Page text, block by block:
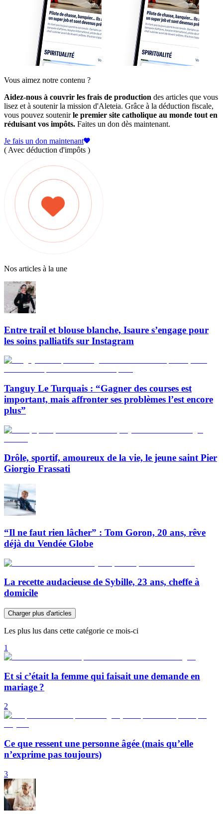
Vous aimez notre contenu ?
Aidez-nous à couvrir les frais de production des articles que vous
lisez et à soutenir la mission d'Aleteia. Grâce à la déduction fiscale,
vous pouvez soutenirle premier site catholique au monde tout en
réduisant vos impôts. Faites un don dès maintenant.
Je fais un don maintenant
( Avec déduction d'impôts )
Nos articles à la une
Entre trail et blouse blanche, Isaure s’engage pour
les soins palliatifs sur Instagram
Tanguy Le Turquais : “Gagner des courses est
important, mais affronter ses problèmes l’est encore
plus”
Drôle, sportif, amoureux de la vie, le jeune saint Pier
Giorgio Frassati
“Il ne faut rien lâcher” : Tom Goron, 20 ans, rêve
déjà du Vendée Globe
La recette audacieuse de Sybille, 23 ans, cheffe à
domicile
Charger plus d'articles
Les plus lus dans cette catégorie ce mois-ci
1
Et si c’était la femme qui faisait une demande en
mariage ?
2
Ce que ressent une personne âgée (mais qu’elle
n’exprime pas toujours)
3